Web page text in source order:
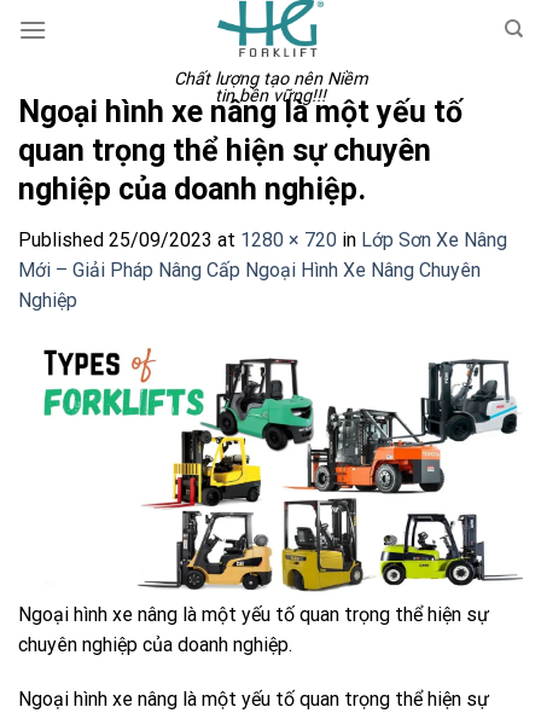
Chất lượng tạo nên Niềm
tin bền vững!!!
Ngoại hình xe nâng là một yếu tố
quan trọng thể hiện sự chuyên
nghiệp của doanh nghiệp.
Published 25/09/2023 at 1280 × 720 in Lớp Sơn Xe Nâng
Mới – Giải Pháp Nâng Cấp Ngoại Hình Xe Nâng Chuyên
Nghiệp
Ngoại hình xe nâng là một yếu tố quan trọng thể hiện sự
chuyên nghiệp của doanh nghiệp.
Ngoại hình xe nâng là một yếu tố quan trọng thể hiện sự